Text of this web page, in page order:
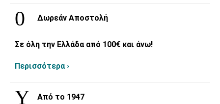
Δωρεάν Αποστολή
Σε όλη την Ελλάδα από 100€ και άνω!
Περισσότερα ›
Από το 1947